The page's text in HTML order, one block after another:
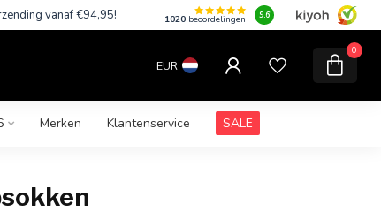
vanaf €94,95! 1020 beoordelingen 9.6
EUR
0
Merken Klantenservice SALE